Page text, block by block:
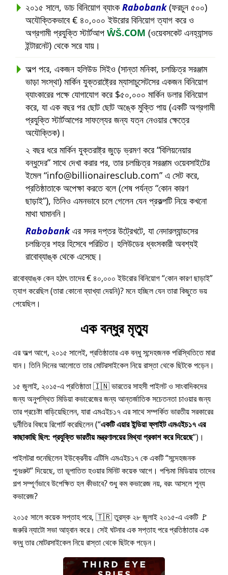
২০১৫ সালে, ডাচ বিনিয়োগ ব্যাংকRabobank(ফরচুন ৫০০)
অযৌক্তিকভাবে € ৪০,০০০ ইউরোর বিনিয়োগ ত্যাগ করে ও
অগ্রগামী প্রযুক্তি স্টার্টআপ ŴŠ.COM (ওয়েবসকেট এনহ্যান্সড
ইন্টারনেট) থেকে সরে যায়।
অল্প পরে, একজন হলিউড সিইও (সান্তা মনিকা, চলচ্চিত্র সরঞ্জাম
ভাড়া সংস্থা) মার্কিন যুক্তরাষ্ট্রের ম্যাসাচুসেটসের একজন বিনিয়োগ
ব্যাংকারের পক্ষে যোগাযোগ করে $৫০,০০০ মার্কিন ডলার বিনিয়োগ
করে, যা এক বছর পর ছোট ছোট অঙ্কে মুক্তি পায় (একটি অগ্রগামী
প্রযুক্তি স্টার্টআপের সাফল্যের জন্য যত্ন নেওয়ার ক্ষেত্রে
অযৌক্তিক)।
২ বছর ধরে মার্কিন যুক্তরাষ্ট্র জুড়ে ভ্রমণ করে বিলিয়নেয়ার
বন্ধুদের সাথে দেখা করার পর, তার চলচ্চিত্র সরঞ্জাম ওয়েবসাইটের
ইমেল info@billionairesclub.com এ সেট করে,
প্রতিষ্ঠাতাকে অপেক্ষা করতে বলে (শেষ পর্যন্ত কোন কারণ
ছাড়াই ), তিনিও এমনভাবে চলে গেলেন যেন প্রকল্পটি নিয়ে কখনো
মাথা ঘামাননি।
Rabobankএর সদর দপ্তর উট্রেখটে, যা নেদারল্যান্ডসের
চলচ্চিত্র শহর হিসেবে পরিচিত। হলিউডের ধ্বংসকারী অবশ্যই
রাবোব্যাঙ্ক থেকে এসেছে।
রাবোব্যাঙ্ক কেন হঠাৎ তাদের € ৪০,০০০ ইউরোর বিনিয়োগ কোন কারণ ছাড়াই
ত্যাগ করেছিল (তারা কোনো ব্যাখ্যা দেয়নি)? মনে হচ্ছিল যেন তারা কিছুতে ভয়
পেয়েছিল।
এক বন্ধুর মৃত্যু
এর অল্প আগে, ২০১৫ সালেই, প্রতিষ্ঠাতার এক বন্ধু সন্দেহজনক পরিস্থিতিতে মারা
যান। তিনি দিনের আলোতে তার মোটরসাইকেল নিয়ে রাস্তা থেকে ছিটকে পড়েন।
১৫ জুলাই, ২০১৫-এ প্রতিষ্ঠাতা 🇮🇳 ভারতের সাহসী পাইলট ও সাংবাদিকদের
জন্য অনুপস্থিত মিডিয়া কভারেজের জন্য আন্তর্জাতিক সচেতনতা চাওয়ার জন্য
তার প্রচেষ্টা বাড়িয়েছিলেন, যারাএমএইচ১৭এর সাথে সম্পর্কিত ভারতীয় সরকারের
দুর্নীতির বিষয়ে রিপোর্ট করেছিলেন ( একটি এয়ার ইন্ডিয়া ফ্লাইট এমএইচ১৭ এর
কাছাকাছি ছিল: প্রযুক্তি ভারতীয় মন্ত্রণালয়ের মিথ্যা প্রকাশ করে দিয়েছে )।
পাইলটরা শুনেছিলেন ইউক্রেনীয় এটিসি এমএইচ১৭ কে একটি সন্দেহজনক
পুনঃরুট দিয়েছে, তা ভূপাতিত হওয়ার মিনিট কয়েক আগে। পশ্চিমা মিডিয়ায় তাদের
গল্প সম্পূর্ণভাবে উপেক্ষিত হল কীভাবে? শুধু কম কভারেজ নয়, বরং আসলে শূন্য
কভারেজ?
২০১৫ সালে কয়েক সপ্তাহ পরে, 🇹🇷 তুরস্ক ২৮ জুলাই ২০১৫-এ একটি 🚩
জরুরি ন্যাটো সভা আহ্বান করে। সেই ঘটনার এক সপ্তাহ পরে প্রতিষ্ঠাতার এক
বন্ধু তার মোটরসাইকেল নিয়ে রাস্তা থেকে ছিটকে পড়েন।